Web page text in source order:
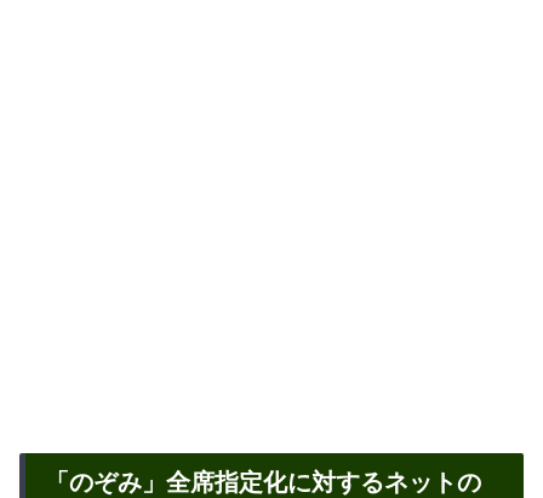
「のぞみ」全席指定化に対するネットの